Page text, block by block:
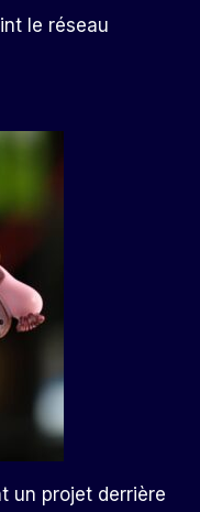
le réseau
un projet derrière